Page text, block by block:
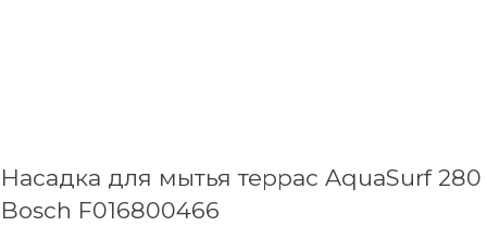
Насадка для мытья террас AquaSurf 280
Bosch F016800466